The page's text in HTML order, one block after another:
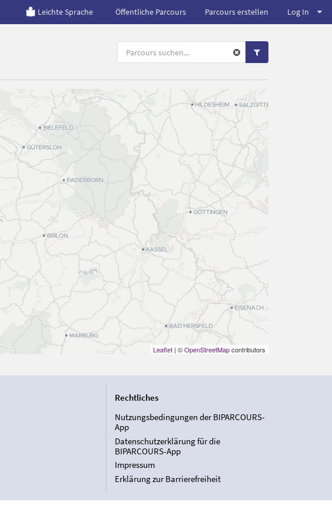
Leichte Sprache Öffentliche Parcours Parcours erstellen Log In
Leaflet| ©OpenStreetMapcontributors
Rechtliches
Nutzungsbedingungen der BIPARCOURS-
App
Datenschutzerklärung für die
BIPARCOURS-App
Impressum
Erklärung zur Barrierefreiheit